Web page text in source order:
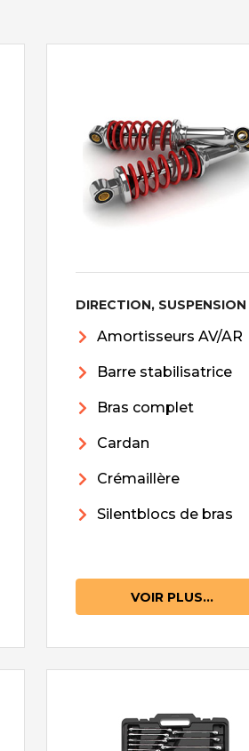
DIRECTION, SUSPENSION
Amortisseurs AV/AR
Barre stabilisatrice
Bras complet
Cardan
Crémaillère
Silentblocs de bras
VOIR PLUS...